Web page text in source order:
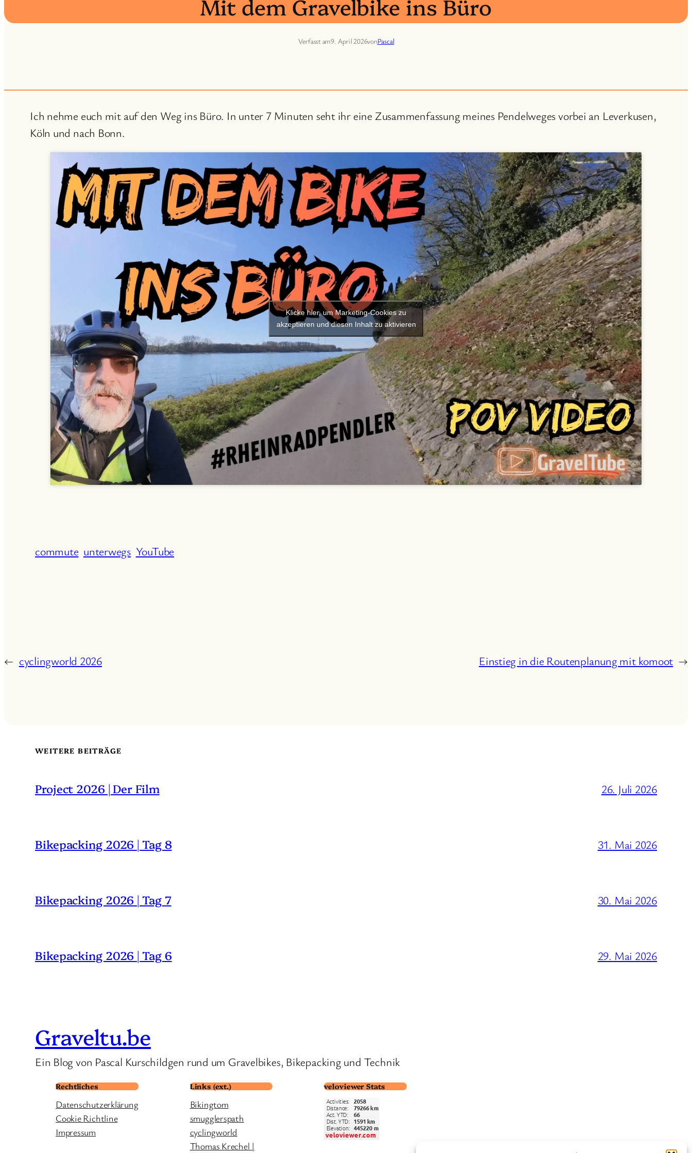
Mit dem Gravelbike ins Büro
Verfasst am9. April 2026vonPascal
Ich nehme euch mit auf den Weg ins Büro. In unter 7 Minuten seht ihr eine Zusammenfassung meines Pendelweges vorbei an Leverkusen,
Köln und nach Bonn.
Klicke hier, um Marketing-Cookies zu
akzeptieren und diesen Inhalt zu aktivieren
commute unterwegs YouTube
← cyclingworld 2026 Einstieg in die Routenplanung mit komoot →
WEITERE BEITRÄGE
Project 2026 | Der Film 26. Juli 2026
Bikepacking 2026 | Tag 8 31. Mai 2026
Bikepacking 2026 | Tag 7 30. Mai 2026
Bikepacking 2026 | Tag 6 29. Mai 2026
Graveltu.be
Ein Blog von Pascal Kurschildgen rund um Gravelbikes, Bikepacking und Technik
Rechtliches
Datenschutzerklärung
Cookie Richtline
Impressum
Links (ext.)
Bikingtom
smugglerspath
cyclingworld
Thomas Krechel |
veloviewer Stats